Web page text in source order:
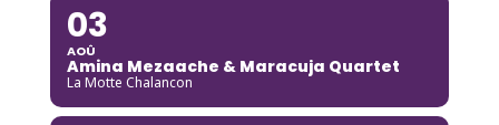
03
AOÛ
Amina Mezaache & Maracuja Quartet
La Motte Chalancon